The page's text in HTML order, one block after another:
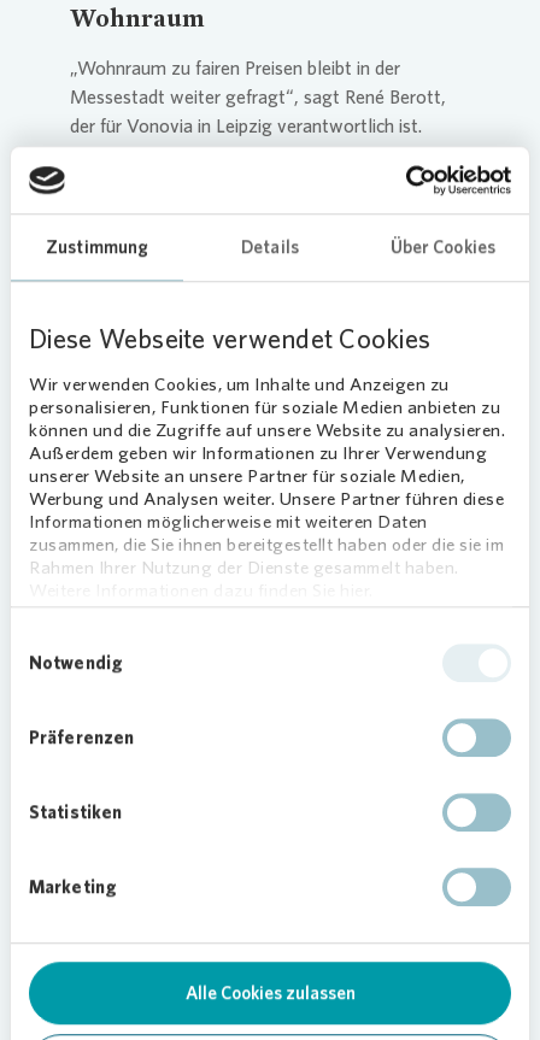
Zustimmung Details Über Cookies
Diese Webseite verwendet Cookies
Wir verwenden Cookies, um Inhalte und Anzeigen zu
personalisieren, Funktionen für soziale Medien anbieten zu
können und die Zugriffe auf unsere Website zu analysieren.
Außerdem geben wir Informationen zu Ihrer Verwendung
unserer Website an unsere Partner für soziale Medien,
Werbung und Analysen weiter. Unsere Partner führen diese
Informationen möglicherweise mit weiteren Daten
zusammen, die Sie ihnen bereitgestellt haben oder die sie im
Rahmen Ihrer Nutzung der Dienste gesammelt haben.
Notwendig
Präferenzen
Statistiken
Marketing
Alle Cookies zulassen
Wohnraum
„Wohnraum zu fairen Preisen bleibt in der
Messestadt weiter gefragt“, sagt René Berott,
der für Vonovia in Leipzig verantwortlich ist.
„Unsere durchschnittliche Bestandsmiete in
Leipzig liegt im Januar 2023 mit 6,40 Euro pro
Quadratmeter unter dem Leipziger Durchschnitt.
Und auch unsere Mietpreise bei Neuvermietungen
Menschen im bezahlbaren Bereich.”
Kontinuierliche Investitionen in
den Bestand
Die Herausforderungen im Bausektor ändern
nichts am langfristigen Engagement vonVonovia
in Leipzig. Dieses Jahr starten keine
Neubauvorhaben, alle begonnenen
Neubauprojekte werden jedoch zu Ende gebracht.
Berott weiter. „2021 und 2022 haben wir
Gebäude investiert“, erklärt Berott. Für 2023 sind
weitere 29 Millionen Euro für Instandsetzungs-
„Wir von
Nachbarschaften. Dafür unterstützen wir seit
Jahren Akteure wie die Arche, die Leipziger
Johanniter und den Nachbarschaftshilfeverein in
Schönefeld“, berichtet René Berott. So stellte das